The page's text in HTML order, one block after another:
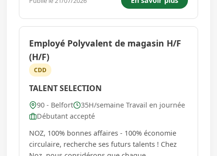
des produits et le respect des standards qualité.
Vos principales responsabilités ...
Employé Polyvalent de magasin H/F
(H/F)
CDD
TALENT SELECTION
90 - Belfort
35H/semaine Travail en journée
Débutant accepté
NOZ, 100% bonnes affaires - 100% économie
circulaire, recherche ses futurs talents ! Chez